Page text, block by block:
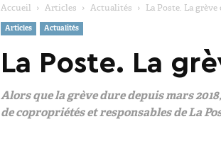
Accueil Articles Actualités La Poste. La
Articles Actualités
La Poste. La
Alors que la grève dure depuis mars
de copropriétés et responsables de La